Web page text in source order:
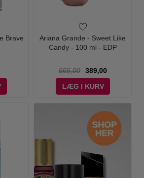
Brave
Ariana Grande - Sweet Like
Candy - 100 ml - EDP
565,00
389,00
LÆG I KURV